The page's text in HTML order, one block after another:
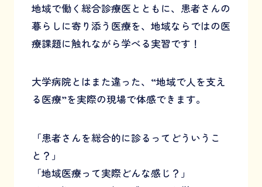
地域で働く総合診療医とともに、患者さんの
暮らしに寄り添う医療を、地域ならではの医
療課題に触れながら学べる実習です！
大学病院とはまた違った、“地域で人を支え
る医療”を実際の現場で体感できます。
「患者さんを総合的に診るってどういうこ
と？」
「地域医療って実際どんな感じ？」